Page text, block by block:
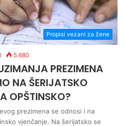
Propisi vezani za žene
5.680
PREZIMENA
NA ŠERIJATSKO
OPŠTINSKO?
prezimena se odnosi i na
vjenčanje. Na šerijatsko se